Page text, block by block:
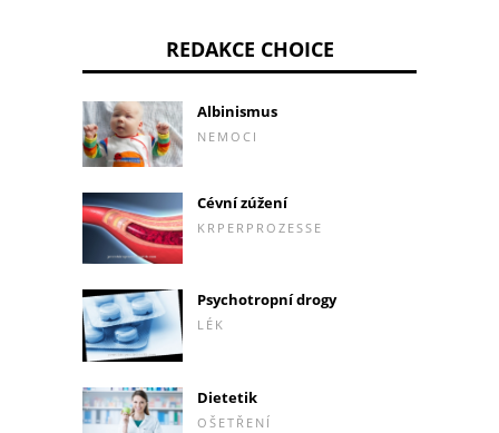
REDAKCE CHOICE
Albinismus
NEMOCI
Cévní zúžení
KRPERPROZESSE
Psychotropní drogy
LÉK
Dietetik
OŠETŘENÍ